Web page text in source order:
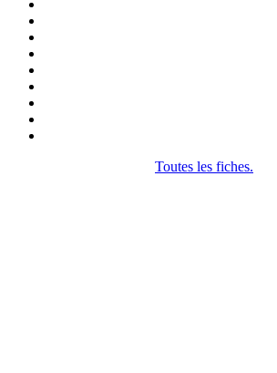
Toutes les fiches.